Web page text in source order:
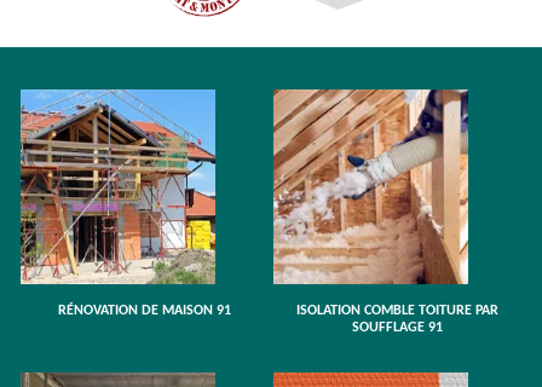
RÉNOVATION DE MAISON 91
ISOLATION COMBLE TOITURE PAR
SOUFFLAGE 91